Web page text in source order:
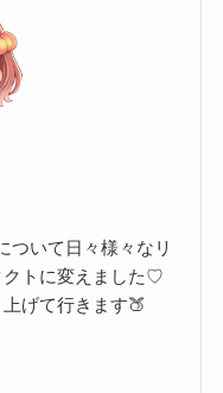
ついて日々様々なリ
クトに変えました♡
げて行きます🍑